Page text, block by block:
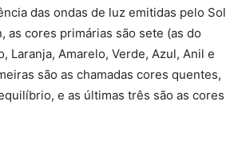
das ondas de luz emitidas pelo Sol
as cores primárias são sete (as do
Laranja, Amarelo, Verde, Azul, Anil e
são as chamadas cores quentes,
e as últimas três são as cores